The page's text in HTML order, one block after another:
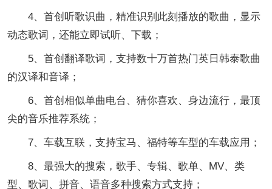
4、首创听歌识曲，精准识别此刻播放的歌曲，显示
动态歌词，还能立即试听、下载；
5、首创翻译歌词，支持数十万首热门英日韩泰歌曲
的汉译和音译；
6、首创相似单曲电台、猜你喜欢、身边流行，最顶
尖的音乐推荐系统；
7、车载互联，支持宝马、福特等车型的车载应用；
8、最强大的搜索，歌手、专辑、歌单、MV、类
型、歌词、拼音、语音多种搜索方式支持；